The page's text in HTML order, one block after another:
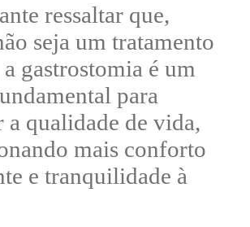
ressaltar que,
seja um tratamento
gastrostomia é um
para
a qualidade de vida,
mais conforto
e tranquilidade à